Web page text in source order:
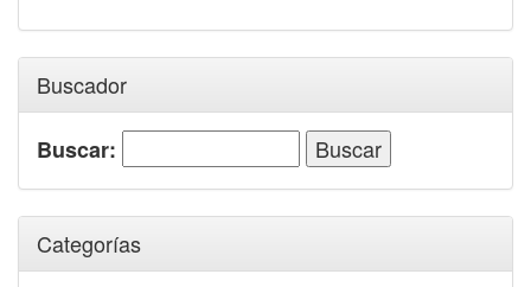
Buscador
Buscar:
Categorías